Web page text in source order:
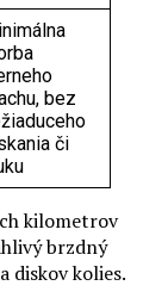
bez
či
kilometrov
brzdný
diskov kolies.